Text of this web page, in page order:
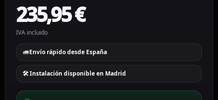
235,95€
IVA incluido
Envío rápido desde España
🛠 Instalación disponible en Madrid